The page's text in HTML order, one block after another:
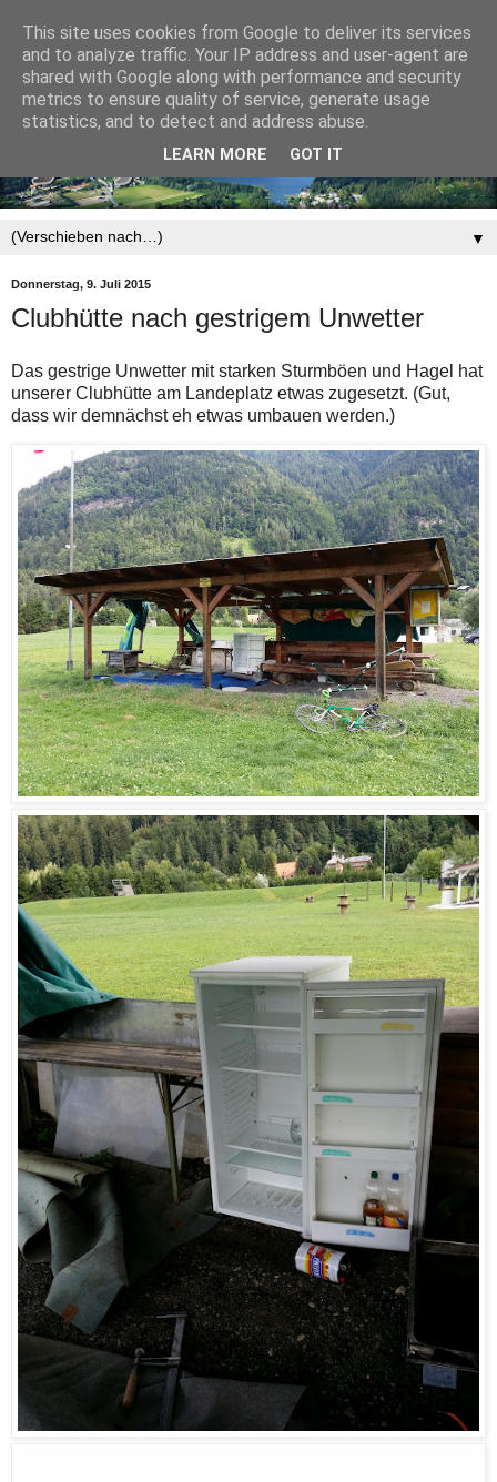
▼
Donnerstag, 9. Juli 2015
Clubhütte nach gestrigem Unwetter
Das gestrige Unwetter mit starken Sturmböen und Hagel hat
unserer Clubhütte am Landeplatz etwas zugesetzt. (Gut,
dass wir demnächst eh etwas umbauen werden.)
This site uses cookies from Google to deliver its services
and to analyze traffic. Your IP address and user-agent are
shared with Google along with performance and security
metrics to ensure quality of service, generate usage
statistics, and to detect and address abuse.
LEARN MORE GOT IT